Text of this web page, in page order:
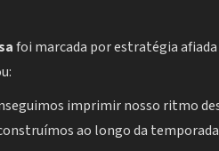
foi marcada por estratégia
imprimir nosso ritmo
ao longo da